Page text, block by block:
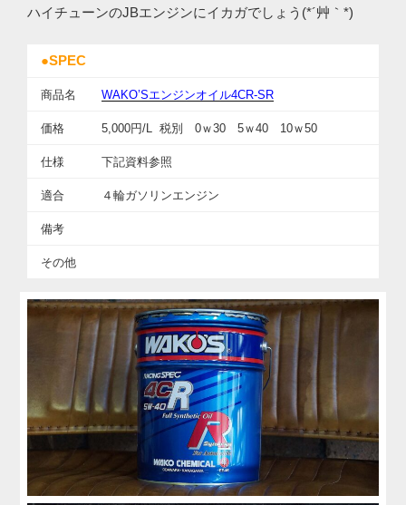
ハイチューンのJBエンジンにイカガでしょう(*´艸｀*)
●SPEC
商品名 WAKO’Sエンジンオイル4CR-SR
価格 5,000円/L 税別 0ｗ30 5ｗ40 10ｗ50
仕様 下記資料参照
適合 ４輪ガソリンエンジン
備考
その他